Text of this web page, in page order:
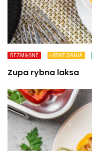
BEZMIĘSNE ŁATWE DANIA
Zupa rybna laksa